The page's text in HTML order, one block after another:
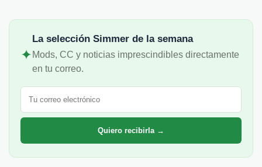
✦
La selección Simmer de la semana
Mods, CC y noticias imprescindibles directamente
en tu correo.
Correo electrónico
Quiero recibirla →